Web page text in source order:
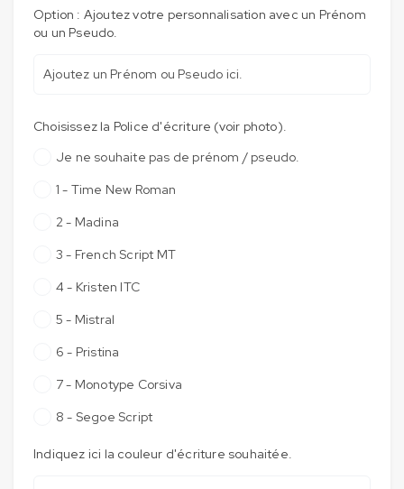
Option : Ajoutez votre personnalisation avec un Prénom
ou un Pseudo.
Choisissez la Police d'écriture (voir photo).
Je ne souhaite pas de prénom / pseudo.
1 - Time New Roman
2 - Madina
3 - French Script MT
4 - Kristen ITC
5 - Mistral
6 - Pristina
7 - Monotype Corsiva
8 - Segoe Script
Indiquez ici la couleur d'écriture souhaitée.